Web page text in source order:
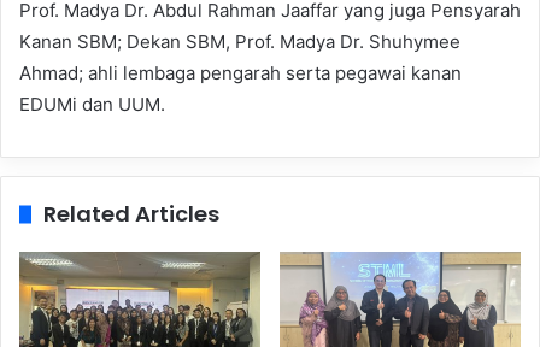
Prof. Madya Dr. Abdul Rahman Jaaffar yang juga Pensyarah
Kanan SBM; Dekan SBM, Prof. Madya Dr. Shuhymee
Ahmad; ahli lembaga pengarah serta pegawai kanan
EDUMi dan UUM.
Related Articles